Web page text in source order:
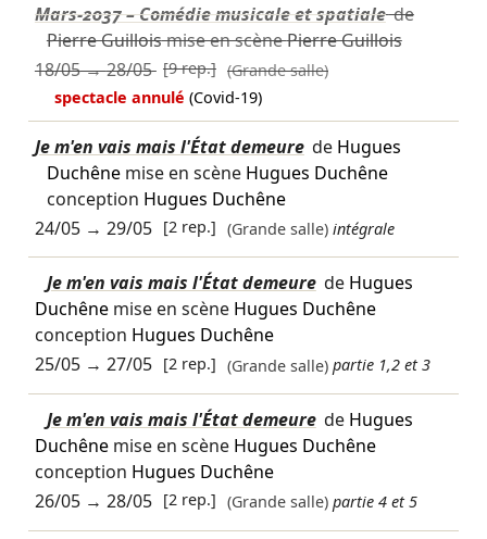
Mars-2037 – Comédie musicale et spatialede
Pierre Guilloismise en scènePierre Guillois
18/05→28/05 [9 rep.] (Grande salle)
spectacle annulé(Covid-19)
Je m'en vais mais l'État demeure de Hugues
Duchênemise en scène Hugues Duchêne
conception Hugues Duchêne
24/05→ 29/05 [2 rep.] (Grande salle) intégrale
Je m'en vais mais l'État demeure de Hugues
Duchênemise en scène Hugues Duchêne
conception Hugues Duchêne
25/05→ 27/05 [2 rep.] (Grande salle) partie 1,2 et 3
Je m'en vais mais l'État demeure de Hugues
Duchênemise en scène Hugues Duchêne
conception Hugues Duchêne
26/05→ 28/05 [2 rep.] (Grande salle) partie 4 et 5